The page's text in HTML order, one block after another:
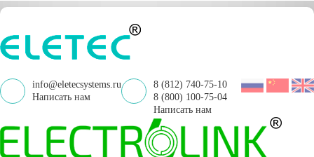
info@eletecsystems.ru
Написать нам
8 (812) 740-75-10
8 (800) 100-75-04
Написать нам